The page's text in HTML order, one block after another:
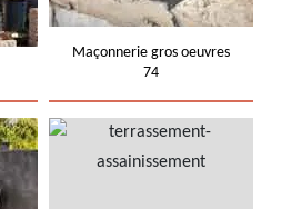
Maçonnerie gros oeuvres
74